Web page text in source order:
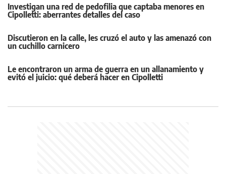
Investigan una red de pedofilia que captaba menores en
Cipolletti: aberrantes detalles del caso
Discutieron en la calle, les cruzó el auto y las amenazó con
un cuchillo carnicero
Le encontraron un arma de guerra en un allanamiento y
evitó el juicio: qué deberá hacer en Cipolletti